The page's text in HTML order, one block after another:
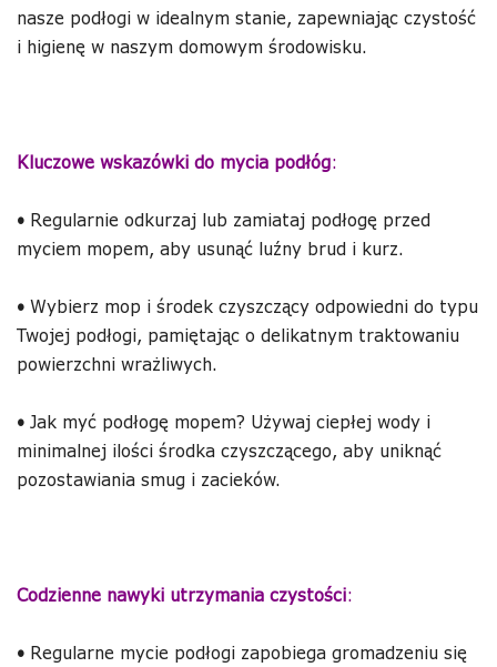
nasze podłogi w idealnym stanie, zapewniając czystość
i higienę w naszym domowym środowisku.
Kluczowe wskazówki do mycia podłóg:
• Regularnie odkurzaj lub zamiataj podłogę przed
myciem mopem, aby usunąć luźny brud i kurz.
• Wybierz mop i środek czyszczący odpowiedni do typu
Twojej podłogi, pamiętając o delikatnym traktowaniu
powierzchni wrażliwych.
• Jak myć podłogę mopem? Używaj ciepłej wody i
minimalnej ilości środka czyszczącego, aby uniknąć
pozostawiania smug i zacieków.
Codzienne nawyki utrzymania czystości:
• Regularne mycie podłogi zapobiega gromadzeniu się